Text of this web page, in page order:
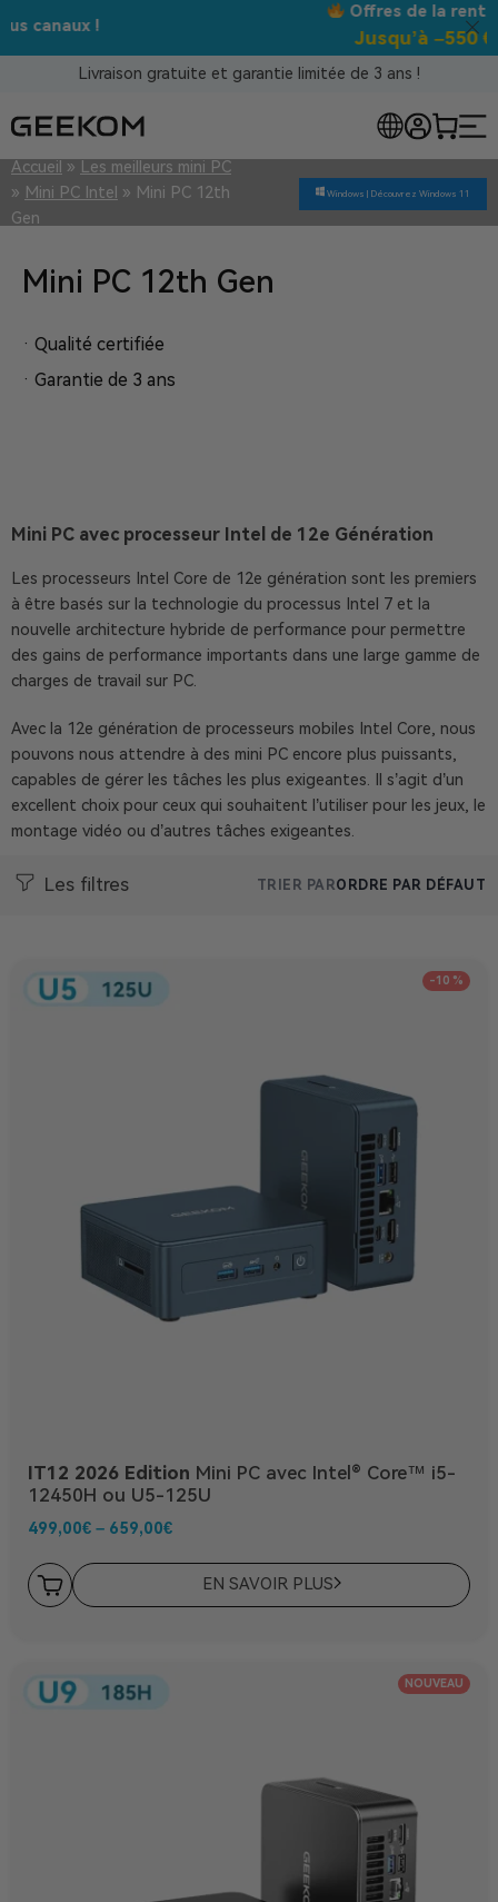
Offres de la rentrée :
Livraison gratuite et garantie limitée de 3 ans !
Accueil » Les meilleurs mini PC
» Mini PC Intel » Mini PC 12th
Gen
Windows | Découvrez Windows 11
Mini PC 12th Gen
· Qualité certifiée
· Garantie de 3 ans
Mini PC avec processeur Intel de 12e Génération
Les processeurs Intel Core de 12e génération sont les premiers
à être basés sur la technologie du processus Intel 7 et la
nouvelle architecture hybride de performance pour permettre
des gains de performance importants dans une large gamme de
charges de travail sur PC.
Avec la 12e génération de processeurs mobiles Intel Core, nous
pouvons nous attendre à des mini PC encore plus puissants,
capables de gérer les tâches les plus exigeantes. Il s’agit d’un
excellent choix pour ceux qui souhaitent l’utiliser pour les jeux, le
montage vidéo ou d’autres tâches exigeantes.
Les filtres TRIER PARORDRE PAR DÉFAUT
-10 %
IT12 2026 Edition Mini PC avec Intel® Core™ i5-
12450H ou U5-125U
499,00€ – 659,00€
EN SAVOIR PLUS
NOUVEAU